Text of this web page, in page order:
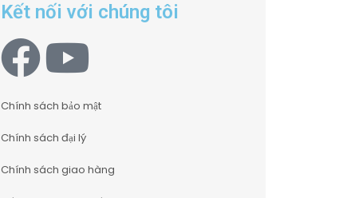
Kết nối với chúng tôi
Chính sách bảo mật
Chính sách đại lý
Chính sách giao hàng